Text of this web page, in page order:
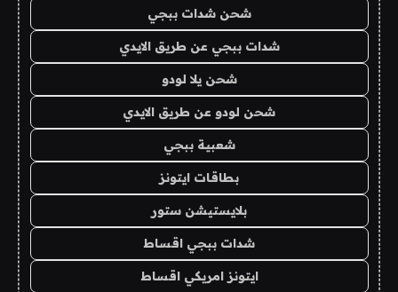
شحن شدات ببجي
شدات ببجي عن طريق الايدي
شحن يلا لودو
شحن لودو عن طريق الايدي
شعبية ببجي
بطاقات ايتونز
بلايستيشن ستور
شدات ببجي اقساط
ايتونز امريكي اقساط